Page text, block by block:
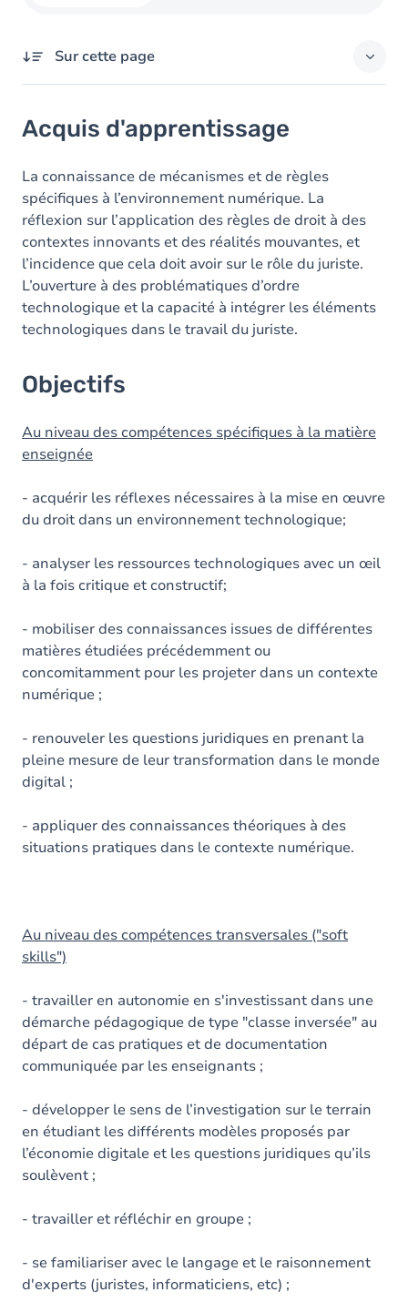
Sur cette page
Objectifs
Contenu
Acquis d'apprentissage
La connaissance de mécanismes et de règles
spécifiques à l’environnement numérique. La
réflexion sur l’application des règles de droit à des
contextes innovants et des réalités mouvantes, et
l’incidence que cela doit avoir sur le rôle du juriste.
L’ouverture à des problématiques d’ordre
technologique et la capacité à intégrer les éléments
technologiques dans le travail du juriste.
Objectifs
Au niveau des compétences spécifiques à la matière
enseignée
- acquérir les réflexes nécessaires à la mise en œuvre
du droit dans un environnement technologique;
- analyser les ressources technologiques avec un œil
à la fois critique et constructif;
- mobiliser des connaissances issues de différentes
matières étudiées précédemment ou
concomitamment pour les projeter dans un contexte
numérique ;
- renouveler les questions juridiques en prenant la
pleine mesure de leur transformation dans le monde
digital ;
- appliquer des connaissances théoriques à des
situations pratiques dans le contexte numérique.
Au niveau des compétences transversales ("soft
skills")
- travailler en autonomie en s'investissant dans une
démarche pédagogique de type "classe inversée" au
départ de cas pratiques et de documentation
communiquée par les enseignants ;
- développer le sens de l’investigation sur le terrain
en étudiant les différents modèles proposés par
l’économie digitale et les questions juridiques qu’ils
soulèvent ;
- travailler et réfléchir en groupe ;
- se familiariser avec le langage et le raisonnement
d'experts (juristes, informaticiens, etc) ;